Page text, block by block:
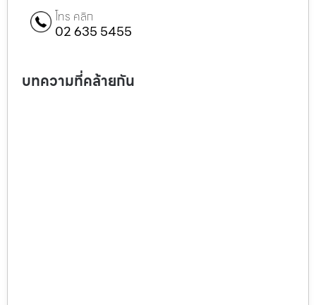
โทร คลิก
02 635 5455
บทความที่คล้ายกัน